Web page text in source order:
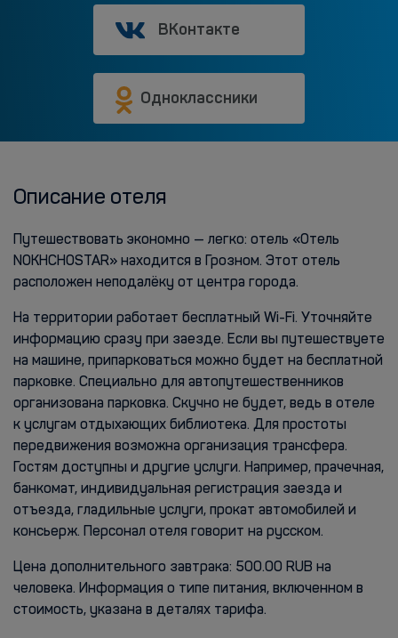
ВКонтакте
Одноклассники
Описание отеля
Путешествовать экономно — легко: отель «Отель
NOKHCHOSTAR» находится в Грозном. Этот отель
расположен неподалёку от центра города.
На территории работает бесплатный Wi-Fi. Уточняйте
информацию сразу при заезде. Если вы путешествуете
на машине, припарковаться можно будет на бесплатной
парковке. Специально для автопутешественников
организована парковка. Скучно не будет, ведь в отеле
к услугам отдыхающих библиотека. Для простоты
передвижения возможна организация трансфера.
Гостям доступны и другие услуги. Например, прачечная,
банкомат, индивидуальная регистрация заезда и
отъезда, гладильные услуги, прокат автомобилей и
консьерж. Персонал отеля говорит на русском.
Цена дополнительного завтрака: 500.00 RUB на
человека. Информация о типе питания, включенном в
стоимость, указана в деталях тарифа.